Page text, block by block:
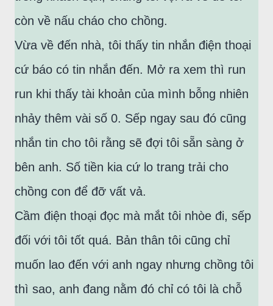
còn về nấu cháo cho chồng.
Vừa về đến nhà, tôi thấy tin nhắn điện thoại
cứ báo có tin nhắn đến. Mở ra xem thì run
run khi thấy tài khoản của mình bỗng nhiên
nhảy thêm vài số 0. Sếp ngay sau đó cũng
nhắn tin cho tôi rằng sẽ đợi tôi sẵn sàng ở
bên anh. Số tiền kia cứ lo trang trải cho
chồng con để đỡ vất vả.
Cầm điện thoại đọc mà mắt tôi nhòe đi, sếp
đối với tôi tốt quá. Bản thân tôi cũng chỉ
muốn lao đến với anh ngay nhưng chồng tôi
thì sao, anh đang nằm đó chỉ có tôi là chỗ